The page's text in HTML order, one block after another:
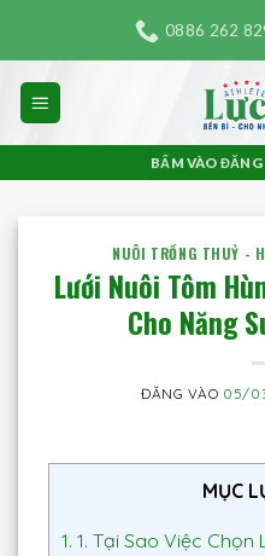
nội
dung
0886 262
BẤM VÀO
NUÔI TRỒNG THUỶ -
Lưới Nuôi Tôm
Cho Năng
ĐĂNG VÀO 05/
MỤC
1. 1. Tại Sao Việc Chọn